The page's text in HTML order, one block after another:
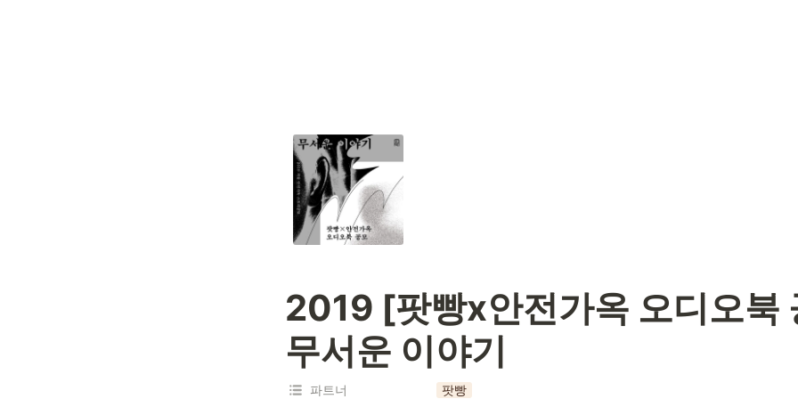
2019 [팟빵x안전가옥 오디오북
무서운 이야기
파트너 팟빵